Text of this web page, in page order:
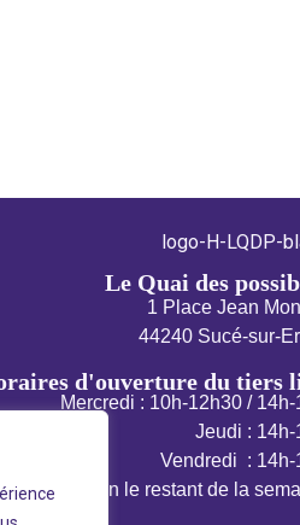
Le Quai des
1 Place Jean
44240 Sucé-sur-
d'ouverture du tiers
Mercredi : 10h-12h30 / 14h-
Jeudi : 14h-
Vendredi : 14h-
le restant de la